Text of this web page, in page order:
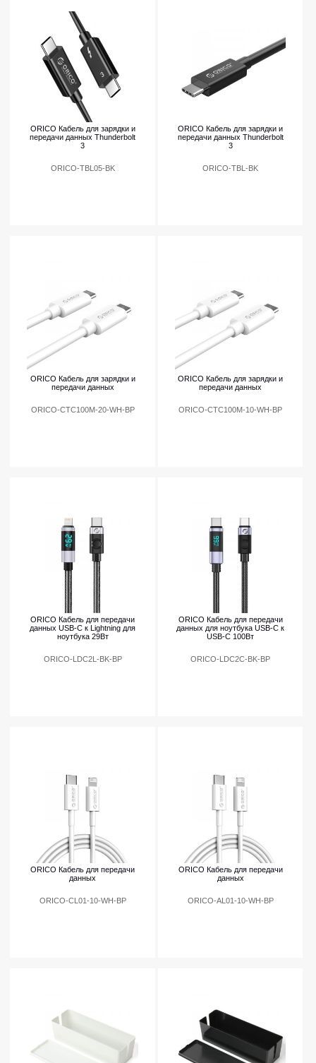
ORICO Кабель для зарядки и
передачи данных Thunderbolt
3
ORICO-TBL05-BK
ORICO Кабель для зарядки и
передачи данных Thunderbolt
3
ORICO-TBL-BK
ORICO Кабель для зарядки и
передачи данных
ORICO-CTC100M-20-WH-BP
ORICO Кабель для зарядки и
передачи данных
ORICO-CTC100M-10-WH-BP
ORICO Кабель для передачи
данных USB-C к Lightning для
ноутбука 29Вт
ORICO-LDC2L-BK-BP
ORICO Кабель для передачи
данных для ноутбука USB-C к
USB-C 100Вт
ORICO-LDC2C-BK-BP
ORICO Кабель для передачи
данных
ORICO-CL01-10-WH-BP
ORICO Кабель для передачи
данных
ORICO-AL01-10-WH-BP